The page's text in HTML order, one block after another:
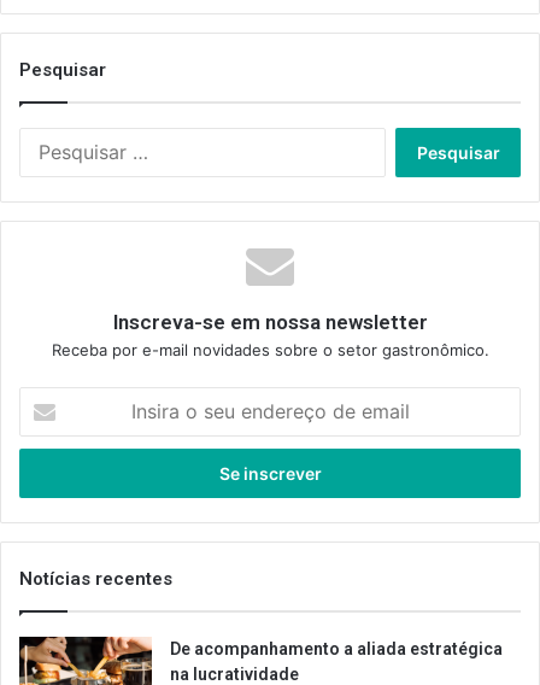
Pesquisar
Inscreva-se em nossa newsletter
Receba por e-mail novidades sobre o setor gastronômico.
seu
de
email
Notícias recentes
De acompanhamento a aliada estratégica
na lucratividade